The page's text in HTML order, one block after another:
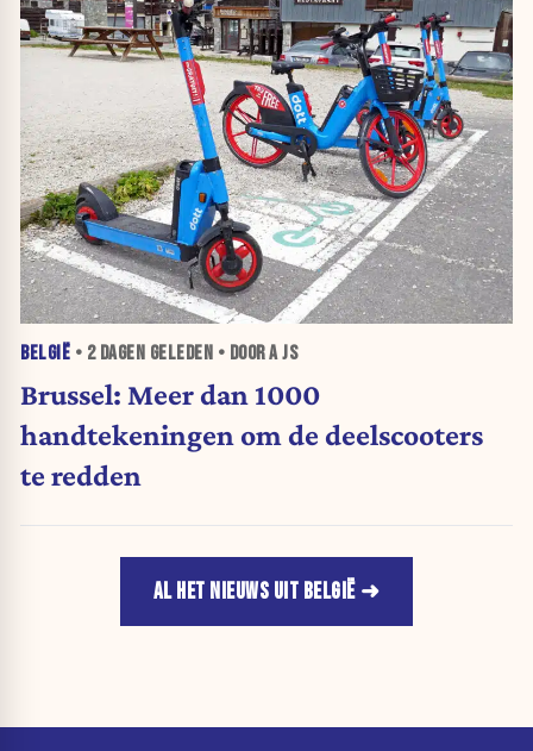
BELGIË • 2 DAGEN GELEDEN • DOOR A JS
Brussel: Meer dan 1000
handtekeningen om de deelscooters
te redden
AL HET NIEUWS UIT BELGIË